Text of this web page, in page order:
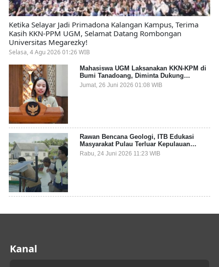
Ketika Selayar Jadi Primadona Kalangan Kampus, Terima
Kasih KKN-PPM UGM, Selamat Datang Rombongan
Universitas Megarezky!
Selasa, 4 Agu 2026 01:26 WIB
Mahasiswa UGM Laksanakan KKN-KPM di
Bumi Tanadoang, Diminta Dukung
Gemerlap dan Beri Solusi pada Persoalan
Sampah Pesisir
Jumat, 26 Juni 2026 01:08 WIB
Rawan Bencana Geologi, ITB Edukasi
Masyarakat Pulau Terluar Kepulauan
Selayar Terkait Mitigasi Berbasis Kawasan
Pesisir
Rabu, 24 Juni 2026 11:23 WIB
Kanal